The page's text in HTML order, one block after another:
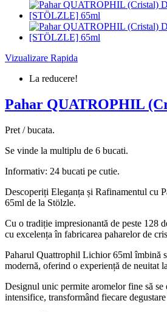
Vizualizare Rapida
La reducere!
Pahar QUATROPHIL
Pret / bucata.
Se vinde la multiplu de 6 bucati.
Informativ: 24 bucati pe cutie.
Descoperiți Eleganța și Rafinamentul cu
65ml de la Stölzle.
Cu o tradiție impresionantă de peste 128
cu excelența în fabricarea paharelor de
Paharul Quattrophil Lichior 65ml îmbină
modernă, oferind o experiență de neuitat
Designul unic permite aromelor fine să se
intensifice, transformând fiecare